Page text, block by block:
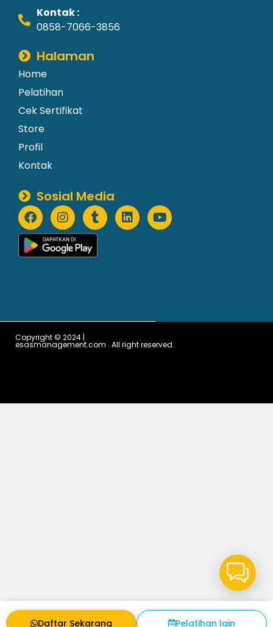
Daftar Sekarang Pelatihan lain
Kontak :
0858-7066-3856
Halaman
Home
Pelatihan
Cek Sertifikat
Store
Profil
Kontak
Sosial Media
Copyright © 2024 |
esasmanagement.com . All right reserved.